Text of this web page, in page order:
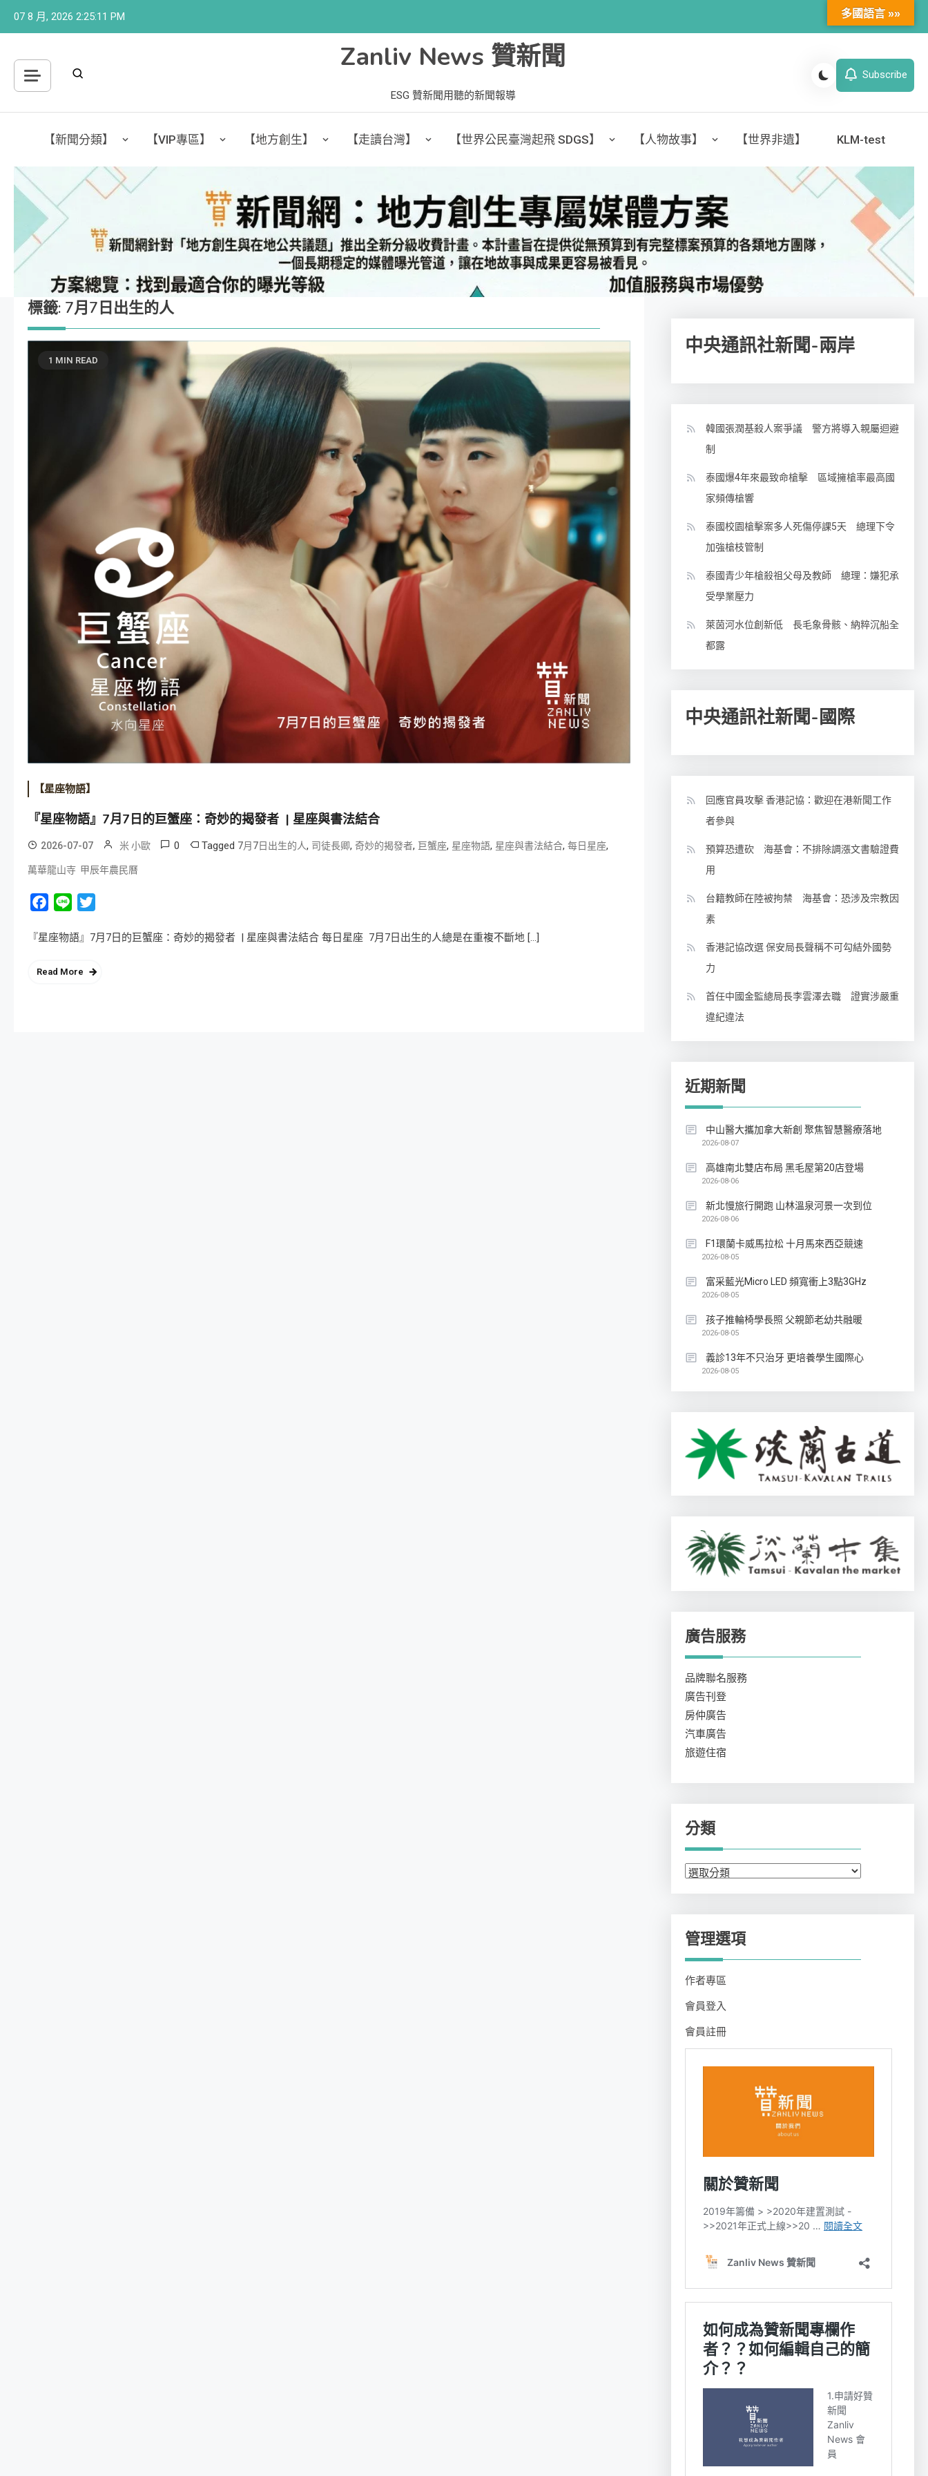
07 8 月, 2026 2:25:12 PM
Zanliv News 贊新聞
ESG 贊新聞用聽的新聞報導
Subscribe
【新聞分類】 【VIP專區】 【地方創生】 【走讀台灣】 【世界公民臺灣起飛 SDGS】 【人物故事】 【世界非遺】 KLM-test
標籤: 7月7日出生的人
1 MIN READ
【星座物語】
『星座物語』7月7日的巨蟹座：奇妙的揭發者 | 星座與書法結合
2026-07-07 米 小歐 0 Tagged 7月7日出生的人, 司徒長卿, 奇妙的揭發者, 巨蟹座, 星座物語, 星座與書法結合, 每日星座,
萬華龍山寺 甲辰年農民曆
Facebook
Line
『星座物語』7月7日的巨蟹座：奇妙的揭發者 | 星座與書法結合 每日星座 7月7日出生的人總是在重複不斷地 […]
Read More
中央通訊社新聞-兩岸
韓國張潤基殺人案爭議 警方將導入親屬迴避
制
泰國爆4年來最致命槍擊 區域擁槍率最高國
家頻傳槍響
泰國校園槍擊案多人死傷停課5天 總理下令
加強槍枝管制
泰國青少年槍殺祖父母及教師 總理：嫌犯承
受學業壓力
萊茵河水位創新低 長毛象骨骸、納粹沉船全
都露
中央通訊社新聞-國際
回應官員攻擊 香港記協：歡迎在港新聞工作
者參與
預算恐遭砍 海基會：不排除調漲文書驗證費
用
台籍教師在陸被拘禁 海基會：恐涉及宗教因
素
香港記協改選 保安局長聲稱不可勾結外國勢
力
首任中國金監總局長李雲澤去職 證實涉嚴重
違紀違法
近期新聞
中山醫大攜加拿大新創 聚焦智慧醫療落地
2026-08-07
高雄南北雙店布局 黑毛屋第20店登場
2026-08-06
新北慢旅行開跑 山林溫泉河景一次到位
2026-08-06
F1環蘭卡威馬拉松 十月馬來西亞競速
2026-08-05
富采藍光Micro LED 頻寬衝上3點3GHz
2026-08-05
孩子推輪椅學長照 父親節老幼共融暖
2026-08-05
義診13年不只治牙 更培養學生國際心
2026-08-05
廣告服務
品牌聯名服務
廣告刊登
房仲廣告
汽車廣告
旅遊住宿
分類
分
管理選項
作者專區
會員登入
會員註冊
多國語言 »»